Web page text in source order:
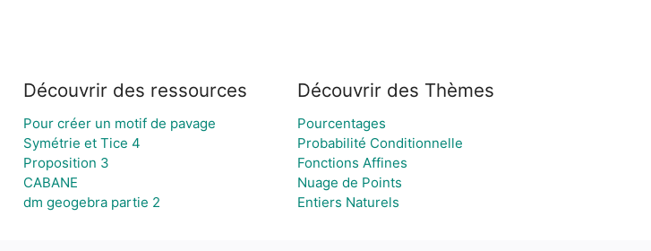
Découvrir des ressources
Pour créer un motif de pavage
Symétrie et Tice 4
Proposition 3
CABANE
dm geogebra partie 2
Découvrir des Thèmes
Pourcentages
Probabilité Conditionnelle
Fonctions Affines
Nuage de Points
Entiers Naturels